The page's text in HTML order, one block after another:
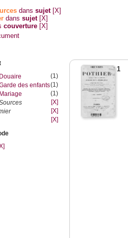
danssujet [X]
danssujet [X]
couverture [X]
(1)
des enfants(1)
(1)
[X]
[X]
[X]
1